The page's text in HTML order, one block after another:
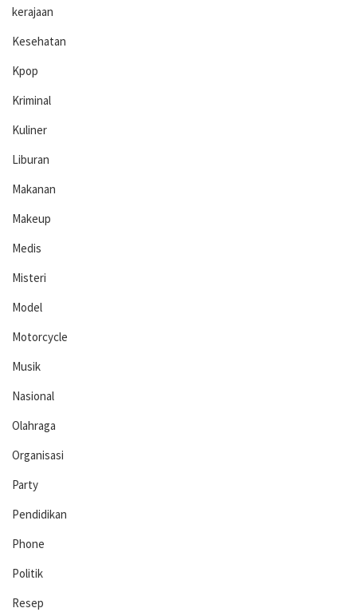
kerajaan
Kesehatan
Kpop
Kriminal
Kuliner
Liburan
Makanan
Makeup
Medis
Misteri
Model
Motorcycle
Musik
Nasional
Olahraga
Organisasi
Party
Pendidikan
Phone
Politik
Resep